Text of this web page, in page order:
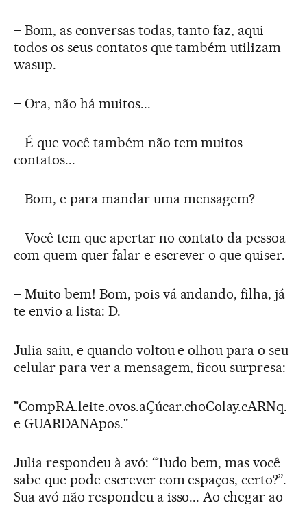
– Bom, as conversas todas, tanto faz, aqui
todos os seus contatos que também utilizam
wasup.
– Ora, não há muitos...
– É que você também não tem muitos
contatos...
– Bom, e para mandar uma mensagem?
– Você tem que apertar no contato da pessoa
com quem quer falar e escrever o que quiser.
– Muito bem! Bom, pois vá andando, filha, já
te envio a lista: D.
Julia saiu, e quando voltou e olhou para o seu
celular para ver a mensagem, ficou surpresa:
"CompRA.leite.ovos.aÇúcar.choColay.cARNq.
e GUARDANApos."
Julia respondeu à avó: “Tudo bem, mas você
sabe que pode escrever com espaços, certo?”.
Sua avó não respondeu a isso... Ao chegar ao